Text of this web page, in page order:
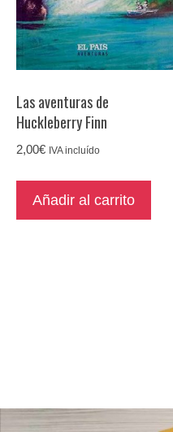
Las aventuras de
Huckleberry Finn
2,00€ IVA incluído
Añadir al carrito